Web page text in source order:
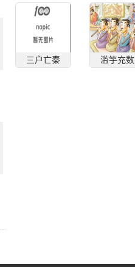
三户亡秦 滥竽充数